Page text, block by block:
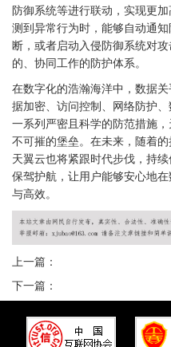
防御系统等进行联动，实现更
测到异常行为时，能够自动通
断，或者启动入侵防御系统对
的、协同工作的防护体系。
在数字化的浩瀚海洋中，数据
据加密、访问控制、网络防护
一系列严密且科学的防范措施，
不可摧的堡垒。在未来，随着
天翼云也将紧跟时代步伐，持
保驾护航，让用户能够安心地
与高效。
上一篇：
下一篇：